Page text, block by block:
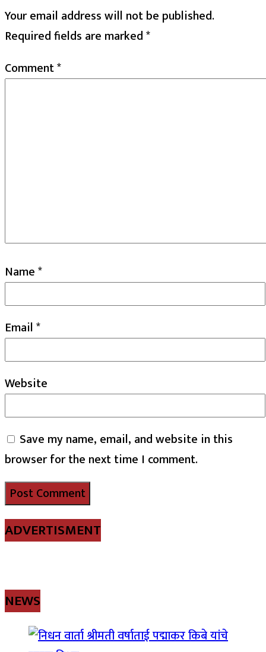
Your email address will not be published.
Required fields are marked*
Comment*
Name*
Email*
Website
Save my name, email, and website in this
browser for the next time I comment.
ADVERTISMENT
NEWS